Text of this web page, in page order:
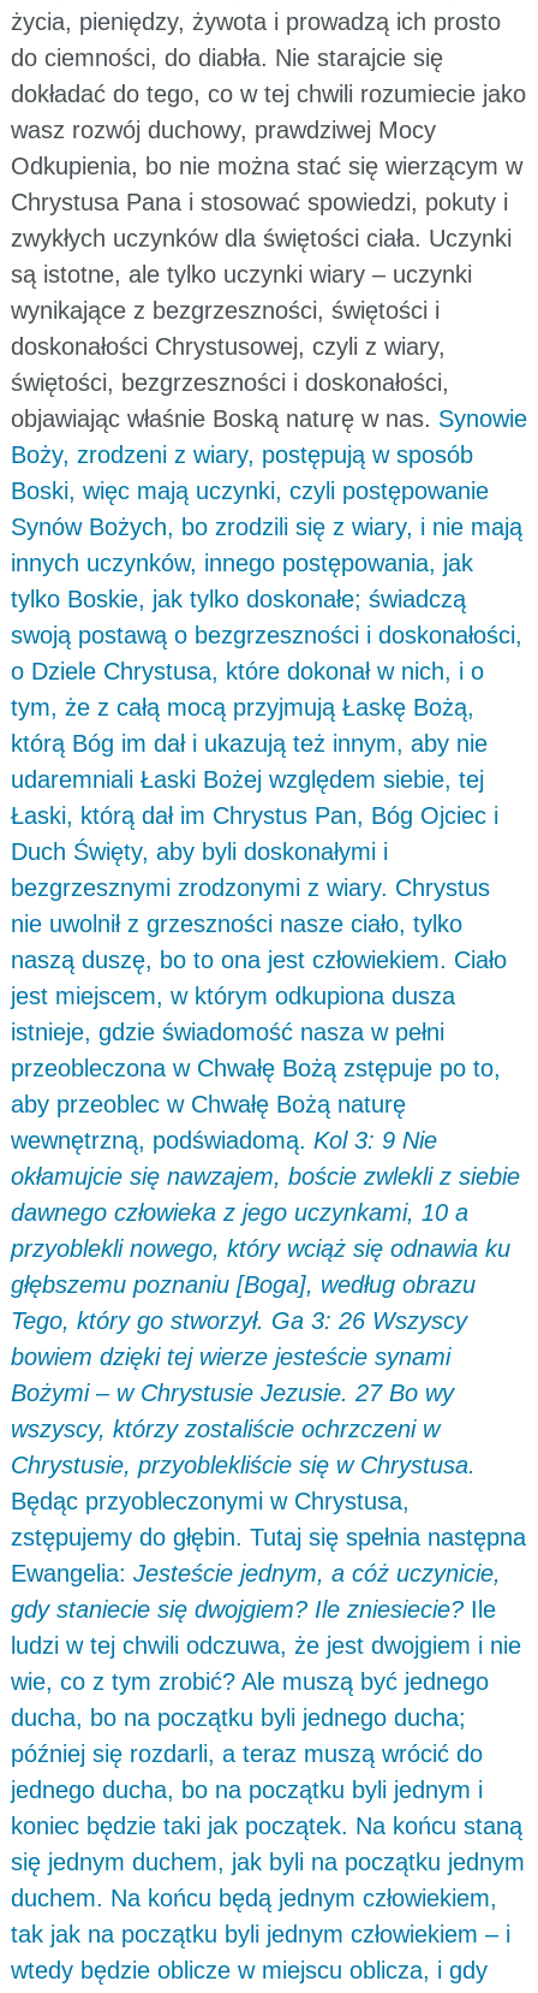
życia, pieniędzy, żywota i prowadzą ich prosto
do ciemności, do diabła. Nie starajcie się
dokładać do tego, co w tej chwili rozumiecie jako
wasz rozwój duchowy, prawdziwej Mocy
Odkupienia, bo nie można stać się wierzącym w
Chrystusa Pana i stosować spowiedzi, pokuty i
zwykłych uczynków dla świętości ciała. Uczynki
są istotne, ale tylko uczynki wiary – uczynki
wynikające z bezgrzeszności, świętości i
doskonałości Chrystusowej, czyli z wiary,
świętości, bezgrzeszności i doskonałości,
objawiając właśnie Boską naturę w nas. Synowie
Boży, zrodzeni z wiary, postępują w sposób
Boski, więc mają uczynki, czyli postępowanie
Synów Bożych, bo zrodzili się z wiary, i nie mają
innych uczynków, innego postępowania, jak
tylko Boskie, jak tylko doskonałe; świadczą
swoją postawą o bezgrzeszności i doskonałości,
o Dziele Chrystusa, które dokonał w nich, i o
tym, że z całą mocą przyjmują Łaskę Bożą,
którą Bóg im dał i ukazują też innym, aby nie
udaremniali Łaski Bożej względem siebie, tej
Łaski, którą dał im Chrystus Pan, Bóg Ojciec i
Duch Święty, aby byli doskonałymi i
bezgrzesznymi zrodzonymi z wiary. Chrystus
nie uwolnił z grzeszności nasze ciało, tylko
naszą duszę, bo to ona jest człowiekiem. Ciało
jest miejscem, w którym odkupiona dusza
istnieje, gdzie świadomość nasza w pełni
przeobleczona w Chwałę Bożą zstępuje po to,
aby przeoblec w Chwałę Bożą naturę
wewnętrzną, podświadomą. Kol 3: 9 Nie
okłamujcie się nawzajem, boście zwlekli z siebie
dawnego człowieka z jego uczynkami, 10 a
przyoblekli nowego, który wciąż się odnawia ku
głębszemu poznaniu [Boga], według obrazu
Tego, który go stworzył. Ga 3: 26 Wszyscy
bowiem dzięki tej wierze jesteście synami
Bożymi – w Chrystusie Jezusie. 27 Bo wy
wszyscy, którzy zostaliście ochrzczeni w
Chrystusie, przyoblekliście się w Chrystusa.
Będąc przyobleczonymi w Chrystusa,
zstępujemy do głębin. Tutaj się spełnia następna
Ewangelia: Jesteście jednym, a cóż uczynicie,
gdy staniecie się dwojgiem? Ile zniesiecie?Ile
ludzi w tej chwili odczuwa, że jest dwojgiem i nie
wie, co z tym zrobić? Ale muszą być jednego
ducha, bo na początku byli jednego ducha;
później się rozdarli, a teraz muszą wrócić do
jednego ducha, bo na początku byli jednym i
koniec będzie taki jak początek. Na końcu staną
się jednym duchem, jak byli na początku jednym
duchem. Na końcu będą jednym człowiekiem,
tak jak na początku byli jednym człowiekiem – i
wtedy będzie oblicze w miejscu oblicza, i gdy